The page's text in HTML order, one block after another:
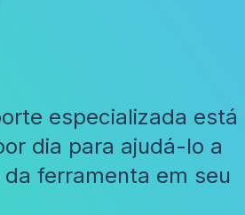
especializada está
dia para ajudá-lo a
ferramenta em seu